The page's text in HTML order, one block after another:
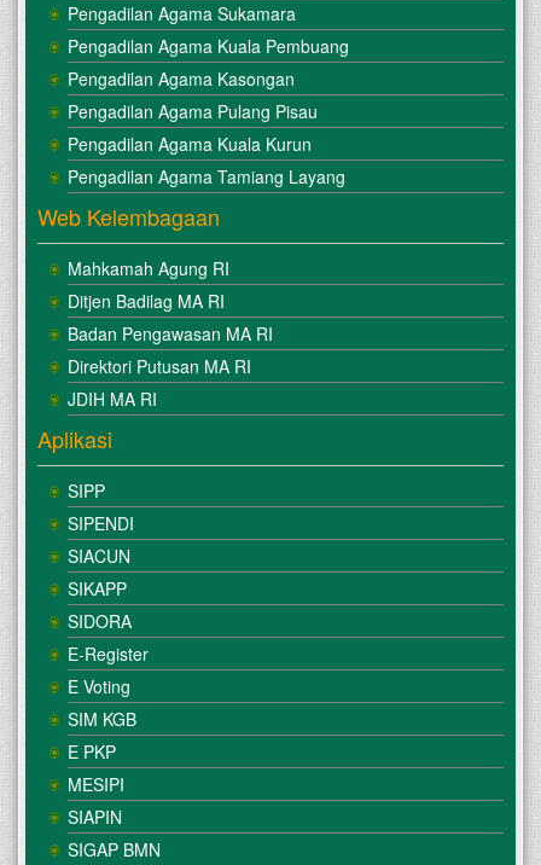
Pengadilan Agama Sukamara
Pengadilan Agama Kuala Pembuang
Pengadilan Agama Kasongan
Pengadilan Agama Pulang Pisau
Pengadilan Agama Kuala Kurun
Pengadilan Agama Tamiang Layang
Web Kelembagaan
Mahkamah Agung RI
Ditjen Badilag MA RI
Badan Pengawasan MA RI
Direktori Putusan MA RI
JDIH MA RI
Aplikasi
SIPP
SIPENDI
SIACUN
SIKAPP
SIDORA
E-Register
E Voting
SIM KGB
E PKP
MESIPI
SIAPIN
SIGAP BMN